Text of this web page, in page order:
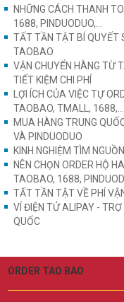
NHỮNG CÁCH THANH
1688, PINDUODUO,...
TẤT TẦN TẬT BÍ QUYẾT
TAOBAO
VẬN CHUYỂN HÀNG TỪ
TIẾT KIỆM CHI PHÍ
LỢI ÍCH CỦA VIỆC TỰ
TAOBAO, TMALL, 1688,...
MUA HÀNG TRUNG
VÀ PINDUODUO
KINH NGHIỆM TÌM
NÊN CHỌN ORDER HỘ
TAOBAO, 1688,
TẤT TẦN TẬT VỀ PHÍ
VÍ ĐIỆN TỬ ALIPAY -
QUỐC
ORDER TAO BAO